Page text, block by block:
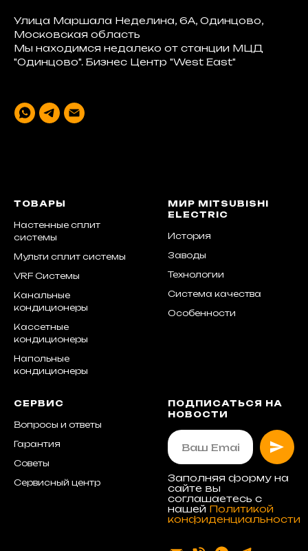
Улица Маршала Неделина, 6А, Одинцово,
Московская область
Мы находимся недалеко от станции МЦД
"Одинцово". Бизнес Центр "West East"
ТОВАРЫ
Настенные сплит
системы
Мульти сплит системы
VRF Системы
Канальные
кондиционеры
Кассетные
кондиционеры
Напольные
кондиционеры
МИР MITSUBISHI
ELECTRIC
История
Заводы
Технологии
Система качества
Особенности
СЕРВИС
Вопросы и ответы
Гарантия
Советы
Сервисный центр
ПОДПИСАТЬСЯ НА
НОВОСТИ
Заполняя форму на
сайте вы
соглашаетесь с
нашей Политикой
конфиденциальности